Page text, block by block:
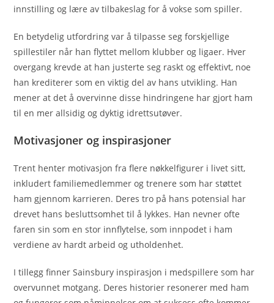
innstilling og lære av tilbakeslag for å vokse som spiller.
En betydelig utfordring var å tilpasse seg forskjellige
spillestiler når han flyttet mellom klubber og ligaer. Hver
overgang krevde at han justerte seg raskt og effektivt, noe
han krediterer som en viktig del av hans utvikling. Han
mener at det å overvinne disse hindringene har gjort ham
til en mer allsidig og dyktig idrettsutøver.
Motivasjoner og inspirasjoner
Trent henter motivasjon fra flere nøkkelfigurer i livet sitt,
inkludert familiemedlemmer og trenere som har støttet
ham gjennom karrieren. Deres tro på hans potensial har
drevet hans besluttsomhet til å lykkes. Han nevner ofte
faren sin som en stor innflytelse, som innpodet i ham
verdiene av hardt arbeid og utholdenhet.
I tillegg finner Sainsbury inspirasjon i medspillere som har
overvunnet motgang. Deres historier resonerer med ham